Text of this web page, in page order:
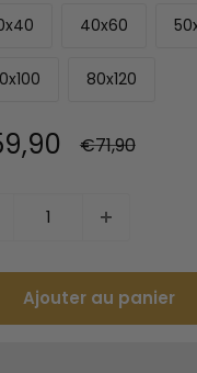
40x60
80x120
Prix
normal
€71,90
Ajouter au panier